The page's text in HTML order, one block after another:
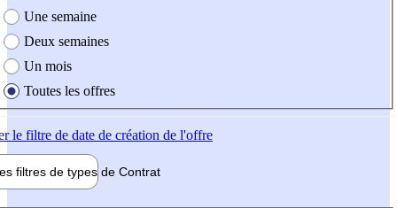
Une semaine
Deux semaines
Un mois
Toutes les offres
le filtre de date de création de l'offre
filtres de types de Contrat